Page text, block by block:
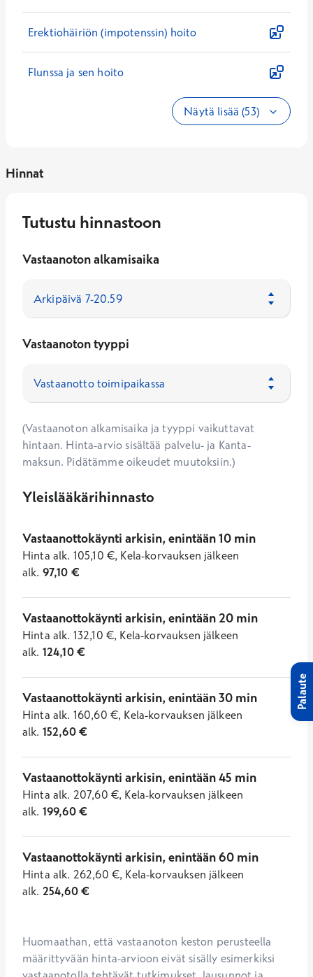
Erektiohäiriön (impotenssin) hoito
Flunssa ja sen hoito
Näytä lisää (53)
Hinnat
Tutustu hinnastoon
Vastaanoton alkamisaika
Vastaanoton tyyppi
(Vastaanoton alkamisaika ja tyyppi vaikuttavat
hintaan. Hinta-arvio sisältää palvelu- ja Kanta-
maksun. Pidätämme oikeudet muutoksiin.)
Yleislääkärihinnasto
Vastaanottokäynti arkisin, enintään 10 min
Hinta alk. 105,10 €, Kela-korvauksen jälkeen
alk. 97,10 €
Vastaanottokäynti arkisin, enintään 20 min
Hinta alk. 132,10 €, Kela-korvauksen jälkeen
alk. 124,10€
Vastaanottokäynti arkisin, enintään 30 min
Hinta alk. 160,60 €, Kela-korvauksen jälkeen
alk. 152,60€
Vastaanottokäynti arkisin, enintään 45 min
Hinta alk. 207,60 €, Kela-korvauksen jälkeen
alk. 199,60€
Vastaanottokäynti arkisin, enintään 60 min
Hinta alk. 262,60 €, Kela-korvauksen jälkeen
alk. 254,60€
Huomaathan, että vastaanoton keston perusteella
määrittyvään hinta-arvioon eivät sisälly esimerkiksi
Palaute